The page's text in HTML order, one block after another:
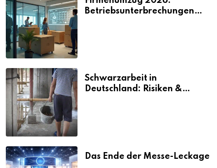
Betriebsunterbrechungen
Schwarzarbeit in
Deutschland: Risiken &
Das Ende der Messe-Leckage